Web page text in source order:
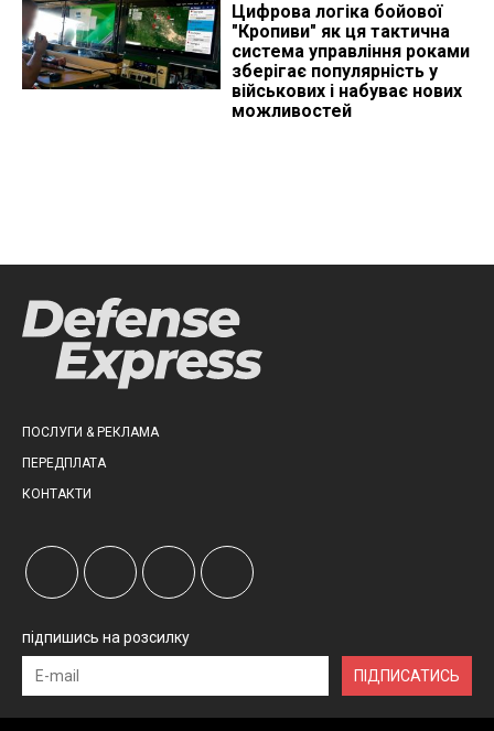
Цифрова логіка бойової
"Кропиви" як ця тактична
система управління роками
зберігає популярність у
військових і набуває нових
можливостей
ПОСЛУГИ & РЕКЛАМА
ПЕРЕДПЛАТА
КОНТАКТИ
підпишись на розсилку
ПІДПИСАТИСЬ